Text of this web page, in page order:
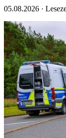
05.08.2026 ·